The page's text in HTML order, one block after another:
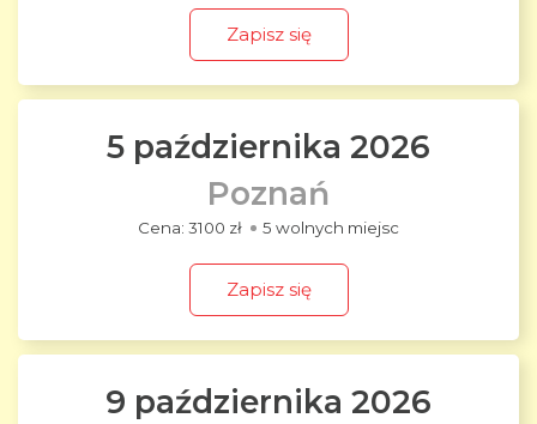
Zapisz się
5 października 2026
Poznań
3100 zł 5 wolnych miejsc
Zapisz się
9 października 2026